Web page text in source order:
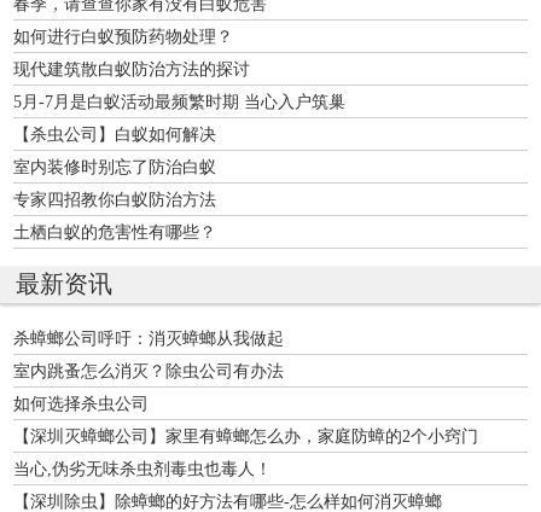
如何进行白蚁预防药物处理？
现代建筑散白蚁防治方法的探讨
5月-7月是白蚁活动最频繁时期 当心入户筑巢
【杀虫公司】白蚁如何解决
室内装修时别忘了防治白蚁
专家四招教你白蚁防治方法
土栖白蚁的危害性有哪些？
最新资讯
杀蟑螂公司呼吁：消灭蟑螂从我做起
室内跳蚤怎么消灭？除虫公司有办法
如何选择杀虫公司
【深圳灭蟑螂公司】家里有蟑螂怎么办，家庭防蟑的2个小窍门
当心,伪劣无味杀虫剂毒虫也毒人！
【深圳除虫】除蟑螂的好方法有哪些-怎么样如何消灭蟑螂